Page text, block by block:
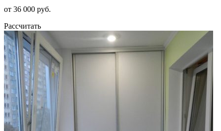
от 36 000 руб.
Рассчитать